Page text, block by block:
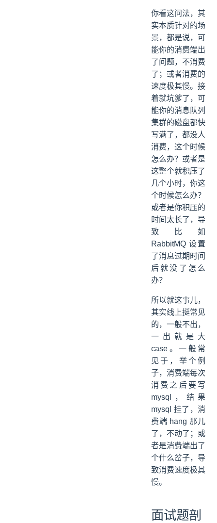
你看这问法，其
实本质针对的场
景，都是说，可
能你的消费端出
了问题，不消费
了；或者消费的
速度极其慢。接
着就坑爹了，可
能你的消息队列
集群的磁盘都快
写满了，都没人
消费，这个时候
怎么办？或者是
这整个就积压了
几个小时，你这
个时候怎么办？
或者是你积压的
时间太长了，导
致比如
RabbitMQ 设置
了消息过期时间
后就没了怎么
办？
所以就这事儿，
其实线上挺常见
的，一般不出，
一出就是大
case。一般常
见于，举个例
子，消费端每次
消费之后要写
mysql，结果
mysql 挂了，消
费端 hang 那儿
了，不动了；或
者是消费端出了
个什么岔子，导
致消费速度极其
慢。
面试题剖